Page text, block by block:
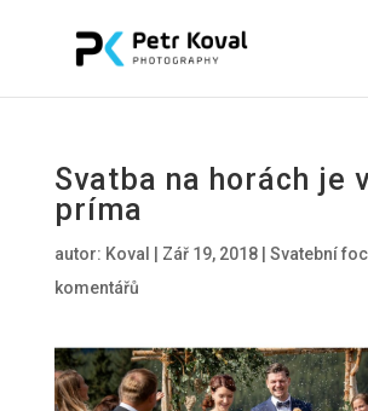
Svatba na horách je
príma
autor: Koval Zář 19, 2018| Svatební
komentářů